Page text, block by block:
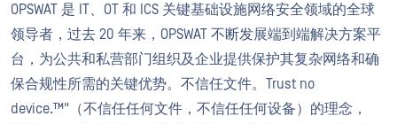
OPSWAT 是 IT、OT 和 ICS 关键基础设施网络安全领域的全球
领导者，过去 20 年来，OPSWAT 不断发展端到端解决方案平
台，为公共和私营部门组织及企业提供保护其复杂网络和确
保合规性所需的关键优势。不信任文件。Trust no
device.™"（不信任任何文件，不信任任何设备）的理念，